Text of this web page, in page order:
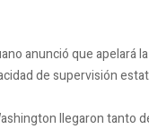
anunció que apelará
de supervisión
llegaron tanto